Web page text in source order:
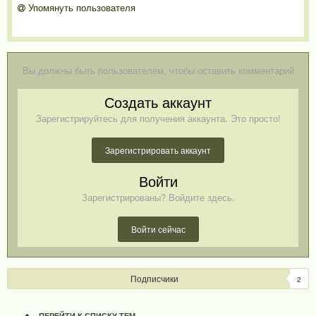
Упомянуть пользователя
Вы должны быть пользователем, чтобы оставить комментарий
Создать аккаунт
Зарегистрируйтесь для получения аккаунта. Это просто!
Зарегистрировать аккаунт
Войти
Зарегистрированы? Войдите здесь.
Войти сейчас
Подписчики 2